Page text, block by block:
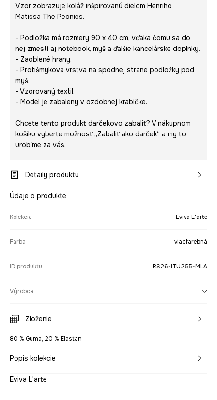
Vzor zobrazuje koláž inšpirovanú dielom Henriho
Matissa The Peonies.
- Podložka má rozmery 90 x 40 cm, vďaka čomu sa do
nej zmestí aj notebook, myš a ďalšie kancelárske doplnky.
- Zaoblené hrany.
- Protišmyková vrstva na spodnej strane podložky pod
myš.
- Vzorovaný textil.
- Model je zabalený v ozdobnej krabičke.
Chcete tento produkt darčekovo zabaliť? V nákupnom
košíku vyberte možnosť „Zabaliť ako darček“ a my to
urobíme za vás.
Detaily produktu
Údaje o produkte
Kolekcia Eviva L'arte
Farba viacfarebná
ID produktu RS26-ITU255-MLA
Výrobca
Zloženie
80 % Guma, 20 % Elastan
Popis kolekcie
Eviva L'arte